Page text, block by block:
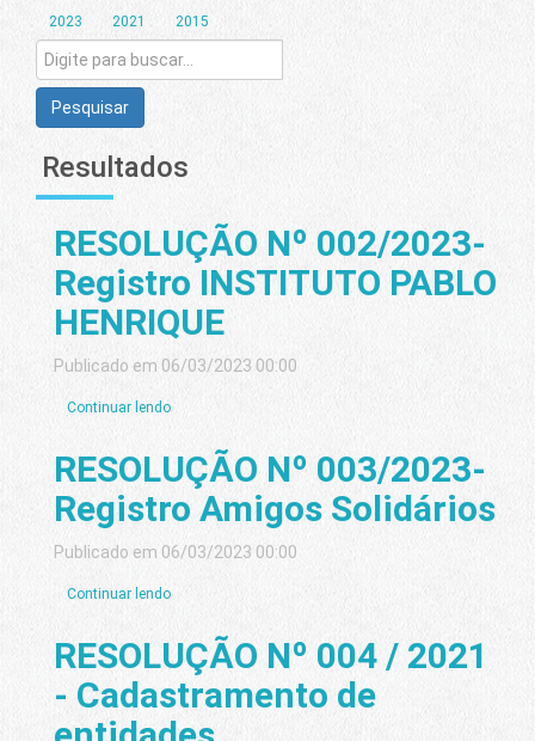
2023 2021 2015
Pesquisar
Resultados
RESOLUÇÃO Nº 002/2023-
Registro INSTITUTO PABLO
HENRIQUE
Publicado em 06/03/2023 00:00
Continuar lendo
RESOLUÇÃO Nº 003/2023-
Registro Amigos Solidários
Publicado em 06/03/2023 00:00
Continuar lendo
RESOLUÇÃO Nº 004 / 2021
- Cadastramento de